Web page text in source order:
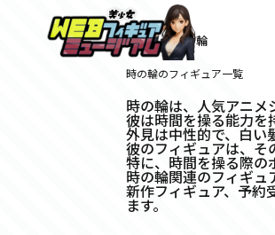
ホーム>時の輪
時の輪のフィギュア一覧
時の輪は、人気アニメ
彼は時間を操る能力を
外見は中性的で、白い
彼のフィギュアは、そ
特に、時間を操る際の
時の輪関連のフィギュ
新作フィギュア、予約
ます。